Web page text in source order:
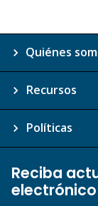
Quiénes
Recursos
Políticas
Reciba
electrónico